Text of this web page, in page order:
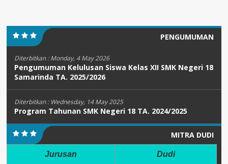
PENGUMUMAN
Diterbitkan :Monday, 4 May 2026
Pengumuman Kelulusan Siswa Kelas XII SMK Negeri 18
Samarinda TA. 2025/2026
Diterbitkan : Wednesday, 14 May 2025
Program Tahunan SMK Negeri 18 TA. 2024/2025
MITRA DUDI
Jurusan Dudi